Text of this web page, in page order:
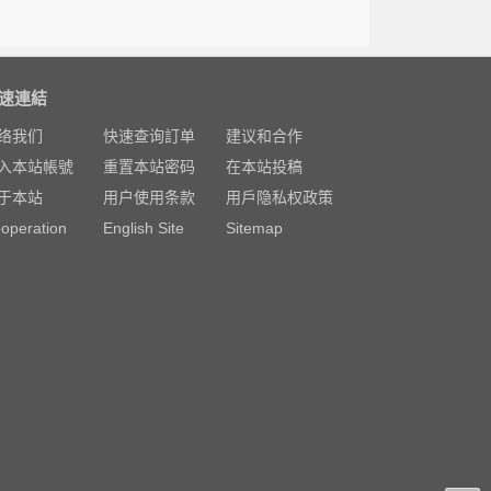
連結
我们 快速查询訂单
建议和合作
本站帳號
重置本站密码
在本站投稿
本站
用户使用条款
用戶隐私权政策
English Site Sitemap